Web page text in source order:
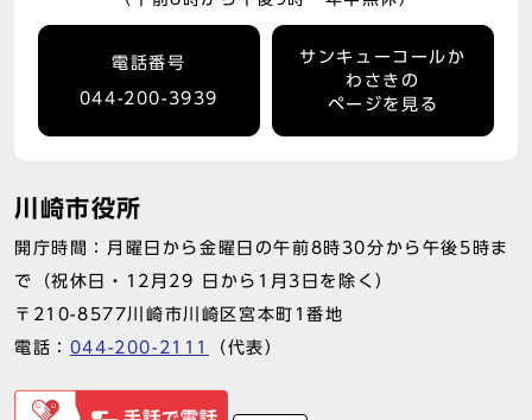
電話番号
044-200-3939
サンキューコールか
わさきの
ページを見る
川崎市役所
開庁時間：月曜日から金曜日の午前8時30分から午後5時ま
で（祝休日・12月29 日から1月3日を除く）
〒210-8577川崎市川崎区宮本町1番地
電話： 044-200-2111 （代表）